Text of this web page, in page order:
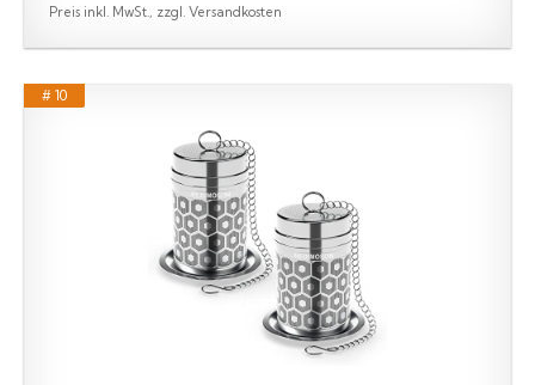
Preis inkl. MwSt., zzgl. Versandkosten
# 10